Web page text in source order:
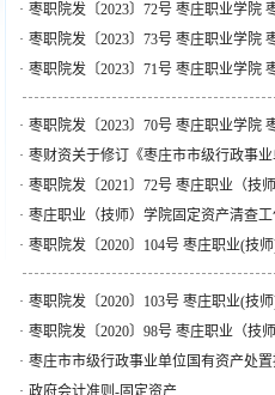
· 枣职院发〔2023〕72号 枣庄职业学院
· 枣职院发〔2023〕73号 枣庄职业学院
· 枣职院发〔2023〕71号 枣庄职业学院
· 枣职院发〔2023〕70号 枣庄职业学院
· 枣财资关于修订《枣庄市市级行政事
· 枣职院发〔2021〕72号 枣庄职业（技
· 枣庄职业（技师）学院固定资产清查
· 枣职院发〔2020〕104号 枣庄职业(技
· 枣职院发〔2020〕103号 枣庄职业(技
· 枣职院发〔2020〕98号 枣庄职业（技
· 枣庄市市级行政事业单位国有资产处
· 政府会计准则-固定资产